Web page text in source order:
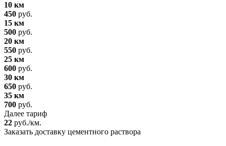
10 км
450 руб.
15 км
500 руб.
20 км
550 руб.
25 км
600 руб.
30 км
650 руб.
35 км
700 руб.
Далее тариф
22 руб./км.
Заказать доставку цементного раствора